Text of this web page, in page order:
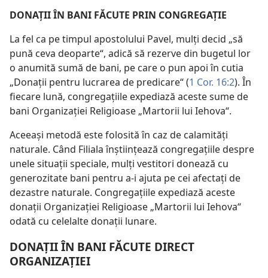
DONAŢII ÎN BANI FĂCUTE PRIN CONGREGAŢIE
La fel ca pe timpul apostolului Pavel, mulţi decid „să
pună ceva deoparte“, adică să rezerve din bugetul lor
o anumită sumă de bani, pe care o pun apoi în cutia
„Donaţii pentru lucrarea de predicare“ (1 Cor. 16:2). În
fiecare lună, congregaţiile expediază aceste sume de
bani Organizaţiei Religioase „Martorii lui Iehova“.
Aceeaşi metodă este folosită în caz de calamităţi
naturale. Când Filiala înştiinţează congregaţiile despre
unele situaţii speciale, mulţi vestitori donează cu
generozitate bani pentru a-i ajuta pe cei afectaţi de
dezastre naturale. Congregaţiile expediază aceste
donaţii Organizaţiei Religioase „Martorii lui Iehova“
odată cu celelalte donaţii lunare.
DONAŢII ÎN BANI FĂCUTE DIRECT
ORGANIZAŢIEI